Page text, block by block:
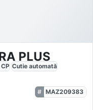
PLUS
CP Cutie automată
MAZ209383